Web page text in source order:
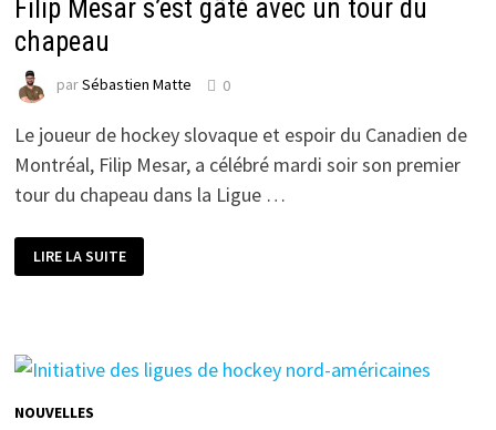
Filip Mesar s’est gâté avec un tour du
chapeau
parSébastien Matte 0
Le joueur de hockey slovaque et espoir du Canadien de
Montréal, Filip Mesar, a célébré mardi soir son premier
tour du chapeau dans la Ligue …
MESAR
S’EST
DU
CHAPEAU
LIRE LA SUITE
NOUVELLES